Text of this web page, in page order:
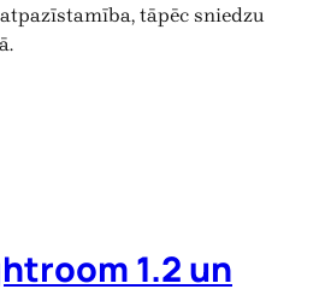
tāpēc sniedzu
1.2 un